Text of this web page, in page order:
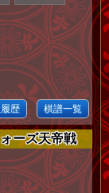
歴 棋譜一覧
ーズ天帝戦